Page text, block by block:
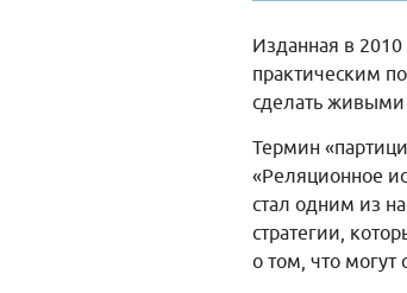
Изданная в
практическим
сделать живыми
Термин
«Реляционное
стал одним из
стратегии,
о том, что